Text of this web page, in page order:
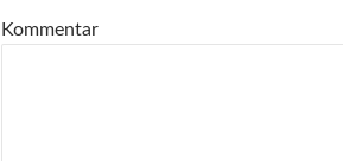
Kommentar